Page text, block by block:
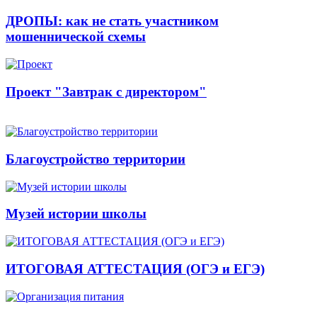
ДРОПЫ: как не стать участником
мошеннической схемы
Проект "Завтрак с директором"
Благоустройство территории
Музей истории школы
ИТОГОВАЯ АТТЕСТАЦИЯ (ОГЭ и ЕГЭ)